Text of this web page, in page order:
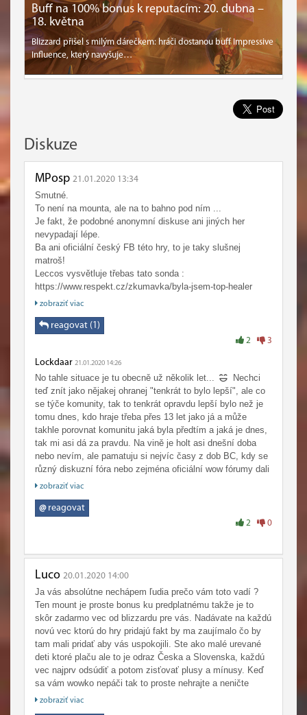
Buff na 100% bonus k reputacím: 20. dubna –
18. května
Blizzard přišel s milým dárečkem: hráči dostanou buff Impressive
Influence, který navyšuje…
Diskuze
MPosp 21.01.2020 13:34
Smutné.
To není na mounta, ale na to bahno pod ním ...
Je fakt, že podobné anonymní diskuse ani jiných her
nevypadají lépe.
Ba ani oficiální český FB této hry, to je taky slušnej
matroš!
Leccos vysvětluje třebas tato sonda :
https://www.respekt.cz/zkumavka/byla-jsem-top-healer
Solidní diskuse duševně vyzrálých jedinců z internetu už
povedené mládeže. Tak se děcka hezky bavte a
kryse, to je totiž nejčernější sen každého hrdého paladina
zobraziť viac
reagovat (1)
2 3
Lockdaar 21.01.2020 14:26
No tahle situace je tu obecně už několik let...
Nechci
teď znít jako nějakej ohranej "tenkrát to bylo lepší", ale co
se týče komunity, tak to tenkrát opravdu lepší bylo než je
tomu dnes, kdo hraje třeba přes 13 let jako já a může
takhle porovnat komunitu jaká byla předtím a jaká je dnes,
tak mi asi dá za pravdu. Na vině je holt asi dnešní doba
nebo nevím, ale pamatuju si nejvíc časy z dob BC, kdy se
různý diskuzní fóra nebo zejména oficiální wow fórumy dali
číst. Říkám to nerad, ale z oficiálního wow forumu je
nejtoxičtější je to bohužel momentálně právě v sekci
Classicu, což by asi asi ne každý, včetně mně, zpočátku
Myslel jsem si, že co se týče toho forumu, tak to s
Classicem zlepší (že se tam aspoň bude moct dát
normálně číst a zapojit se tam do diskuze), ale evidentně
jsem se zmýlil. Z úplnýho začátku to i šlo, ale teď je to fakt
smutná komedie - napřed každej velkohubě vyřvával ono
slavný heslo #nochanges, jiný názory by snad někteří
předtím i ukamenovali a teď to jsou spíše témata typu
"game is bad, we need some changes!", proto jsem několik
dní nazpátek navštěvování Classic forumu už úplně
vzdal... je to škoda, classic jako takový se mi celkově líbí,
ale tohle je bohužel horší než na retailu
zobraziť viac
@reagovat
2 0
Luco 20.01.2020 14:00
Ja vás absolútne nechápem ľudia prečo vám toto vadí ?
Ten mount je proste bonus ku predplatnému takže je to
skôr zadarmo vec od blizzardu pre vás. Nadávate na každú
novú vec ktorú do hry pridajú fakt by ma zaujímalo čo by
tam mali pridať aby vás uspokojili. Ste ako malé urevané
deti ktoré plaču ale to je odraz Česka a Slovenska, každú
vec najprv odsúdiť a potom zisťovať plusy a mínusy. Keď
sa vám wowko nepáči tak to proste nehrajte a neničte
zážitok z hry ostatným. Ľudovo povedané choďte dopiče
zobraziť viac